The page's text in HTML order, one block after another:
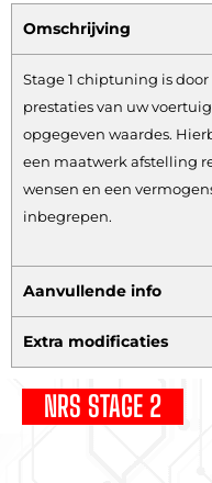
Omschrijving
Stage 1 chiptuning is
prestaties van uw
opgegeven waardes.
een maatwerk afstelling
wensen en een
inbegrepen.
Aanvullende info
Extra modificaties
NRS STAGE 2